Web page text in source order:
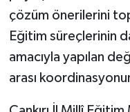
çözüm önerilerini
Eğitim süreçlerinin
amacıyla yapılan
arası